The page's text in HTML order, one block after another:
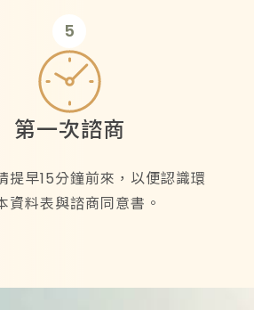
5
第一次諮商
提早15分鐘前來，以便認識環
資料表與諮商同意書。